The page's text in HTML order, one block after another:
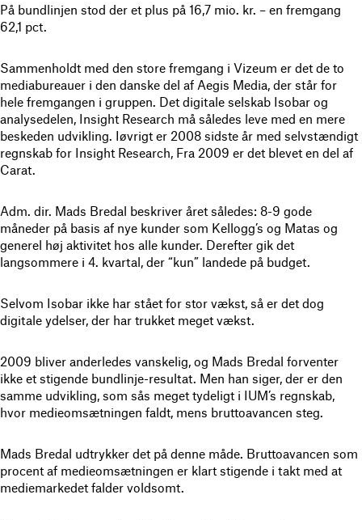
På bundlinjen stod der et plus på 16,7 mio. kr. – en fremgang
62,1 pct.
Sammenholdt med den store fremgang i Vizeum er det de to
mediabureauer i den danske del af Aegis Media, der står for
hele fremgangen i gruppen. Det digitale selskab Isobar og
analysedelen, Insight Research må således leve med en mere
beskeden udvikling. Iøvrigt er 2008 sidste år med selvstændigt
regnskab for Insight Research, Fra 2009 er det blevet en del af
Carat.
Adm. dir. Mads Bredal beskriver året således: 8-9 gode
måneder på basis af nye kunder som Kellogg’s og Matas og
generel høj aktivitet hos alle kunder. Derefter gik det
langsommere i 4. kvartal, der “kun” landede på budget.
Selvom Isobar ikke har stået for stor vækst, så er det dog
digitale ydelser, der har trukket meget vækst.
2009 bliver anderledes vanskelig, og Mads Bredal forventer
ikke et stigende bundlinje-resultat. Men han siger, der er den
samme udvikling, som sås meget tydeligt i IUM’s regnskab,
hvor medieomsætningen faldt, mens bruttoavancen steg.
Mads Bredal udtrykker det på denne måde. Bruttoavancen som
procent af medieomsætningen er klart stigende i takt med at
mediemarkedet falder voldsomt.